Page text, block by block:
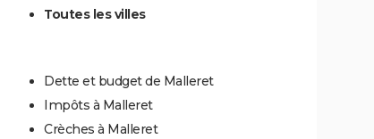
Toutes les villes
Dette et budget de Malleret
Impôts à Malleret
Crèches à Malleret